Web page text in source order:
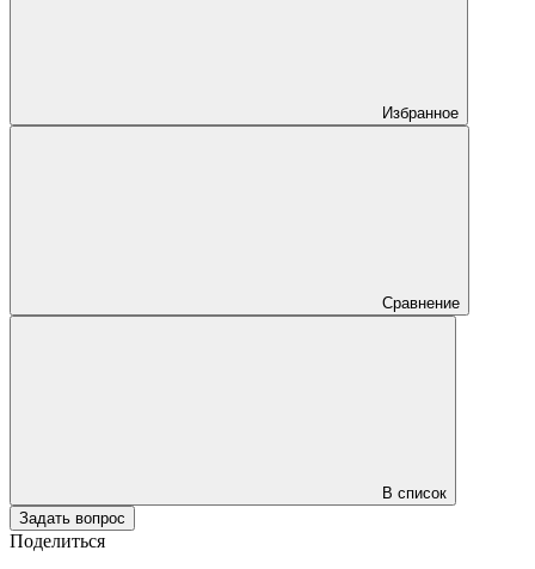
Избранное
Сравнение
В список
Задать вопрос
Поделиться